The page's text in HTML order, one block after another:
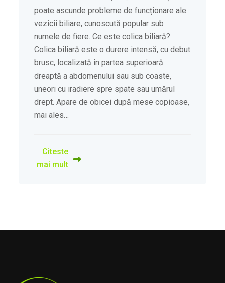
poate ascunde probleme de funcționare ale
vezicii biliare, cunoscută popular sub
numele de fiere. Ce este colica biliară?
Colica biliară este o durere intensă, cu debut
brusc, localizată în partea superioară
dreaptă a abdomenului sau sub coaste,
uneori cu iradiere spre spate sau umărul
drept. Apare de obicei după mese copioase,
mai ales…
Citeste
mai mult